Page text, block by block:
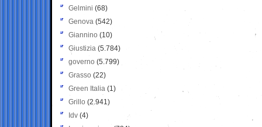
Gelmini (68)
Genova (542)
Giannino (10)
Giustizia (5.784)
governo (5.799)
Grasso (22)
Green Italia (1)
Grillo (2.941)
Idv (4)